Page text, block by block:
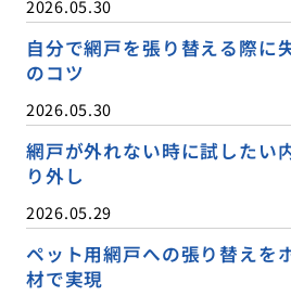
2026.05.30
自分で網戸を張り替える際に
のコツ
2026.05.30
網戸が外れない時に試したい
り外し
2026.05.29
ペット用網戸への張り替えを
材で実現